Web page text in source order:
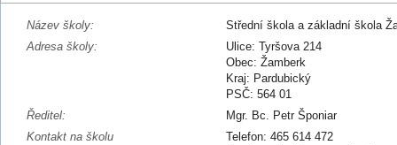
Název školy:
Střední škola a základní škola
Adresa školy:
Ulice: Tyršova 214
Obec: Žamberk
Kraj: Pardubický
PSČ: 564 01
Ředitel:
Mgr. Bc. Petr Šponiar
Kontakt na školu
Telefon: 465 614 472